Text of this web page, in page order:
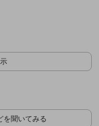
を聞いてみる